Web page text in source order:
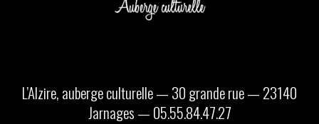
L’Alzire, auberge culturelle — 30 grande rue — 23140
Jarnages — 05.55.84.47.27